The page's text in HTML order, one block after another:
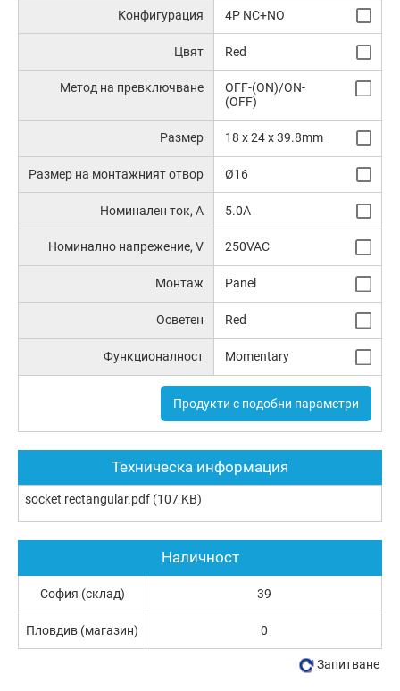
Конфигурация 4P NC+NO
Цвят Red
Метод на превключване
OFF-(ON)/ON-
(OFF)
Размер 18 x 24 x 39.8mm
Размер на монтажният отвор Ø16
Номинален ток, А 5.0A
Номинално напрежение, V 250VAC
Монтаж Panel
Осветен Red
Функционалност Momentary
Продукти с подобни параметри
Техническа информация
socket rectangular.pdf (107 KB)
Наличност
София (склад) 39
Пловдив (магазин) 0
Запитване